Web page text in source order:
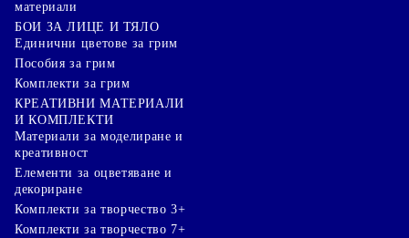
материали
БОИ ЗА ЛИЦЕ И ТЯЛО
Единични цветове за грим
Пособия за грим
Комплекти за грим
КРЕАТИВНИ МАТЕРИАЛИ
И КОМПЛЕКТИ
Mатериали за моделиране и
креативност
Елементи за оцветяване и
декориране
Комплекти за творчество 3+
Комплекти за творчество 7+